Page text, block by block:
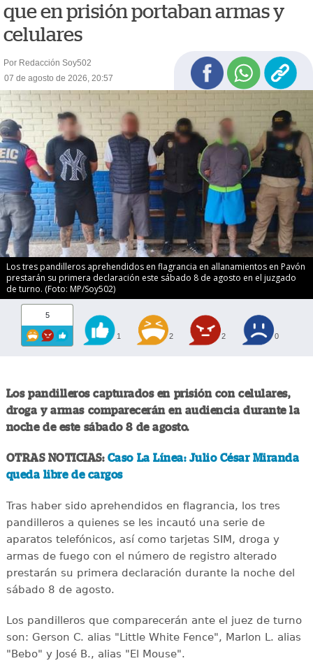
que en prisión portaban armas y
celulares
Por Redacción Soy502
07 de agosto de 2026, 20:57
Los tres pandilleros aprehendidos en flagrancia en allanamientos en Pavón
prestarán su primera declaración este sábado 8 de agosto en el juzgado
de turno. (Foto: MP/Soy502)
5
1 2 2 0
Los pandilleros capturados en prisión con celulares,
droga y armas comparecerán en audiencia durante la
noche de este sábado 8 de agosto.
OTRAS NOTICIAS: Caso La Línea: Julio César Miranda
queda libre de cargos
Tras haber sido aprehendidos en flagrancia, los tres
pandilleros a quienes se les incautó una serie de
aparatos telefónicos, así como tarjetas SIM, droga y
armas de fuego con el número de registro alterado
prestarán su primera declaración durante la noche del
sábado 8 de agosto.
Los pandilleros que comparecerán ante el juez de turno
son: Gerson C. alias "Little White Fence", Marlon L. alias
"Bebo" y José B., alias "El Mouse".